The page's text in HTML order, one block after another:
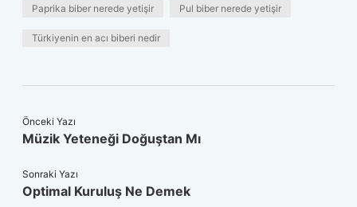
Paprika biber nerede yetişir Pul biber nerede yetişir
Türkiyenin en acı biberi nedir
Önceki Yazı
Müzik Yeteneği Doğuştan Mı
Sonraki Yazı
Optimal Kuruluş Ne Demek